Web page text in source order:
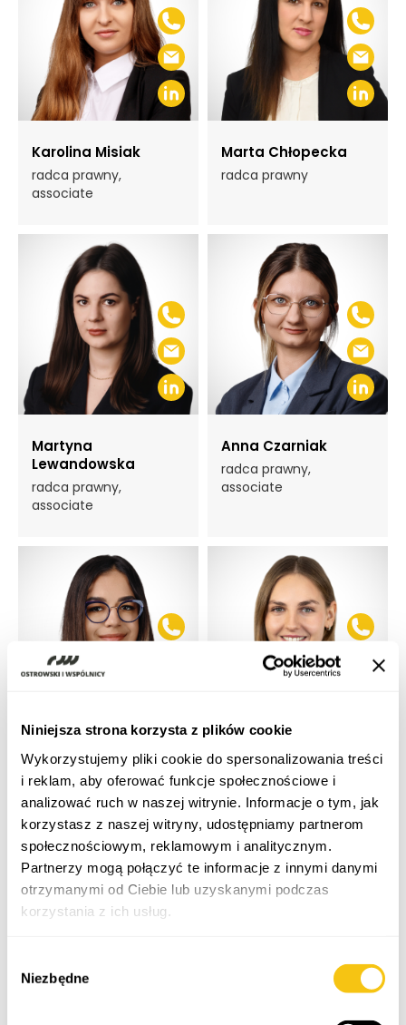
Niniejsza strona korzysta z plików cookie
Wykorzystujemy pliki cookie do spersonalizowania treści
i reklam, aby oferować funkcje społecznościowe i
analizować ruch w naszej witrynie. Informacje o tym, jak
korzystasz z naszej witryny, udostępniamy partnerom
społecznościowym, reklamowym i analitycznym.
Partnerzy mogą połączyć te informacje z innymi danymi
otrzymanymi od Ciebie lub uzyskanymi podczas
korzystania z ich usług.
zgody
Niezbędne
Karolina Misiak
radca prawny,
associate
Marta Chłopecka
radca prawny
Martyna
Lewandowska
radca prawny,
associate
Anna Czarniak
radca prawny,
associate
Weronika
Jankowska
radca prawny
Daria Bukowska
adwokat, broker
ubezpieczeniowy